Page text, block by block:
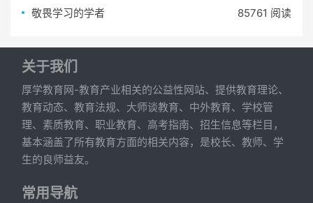
敬畏学习的学者
85761 阅读
关于我们
厚学教育网-教育产业相关的公益性网站、提供教育理论、
教育动态、教育法规、大师谈教育、中外教育、学校管
理、素质教育、职业教育、高考指南、招生信息等栏目，
基本涵盖了所有教育方面的相关内容，是校长、教师、学
生的良师益友。
常用导航